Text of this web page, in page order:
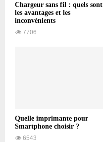
Chargeur sans fil : quels sont
les avantages et les
inconvénients
7706
Quelle imprimante pour
Smartphone choisir ?
6543